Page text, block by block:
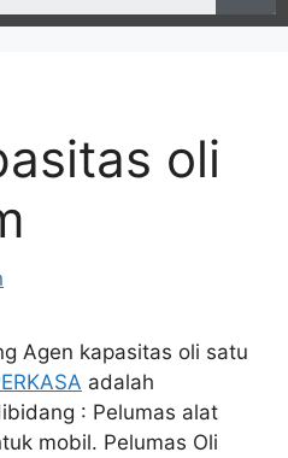
oli
Agen kapasitas oli satu
adalah
: Pelumas alat
mobil. Pelumas Oli